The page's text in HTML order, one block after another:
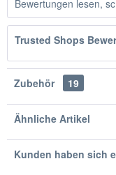
Bewertungen lesen,
Trusted Shops
Zubehör 19
Ähnliche Artikel
Kunden haben sich